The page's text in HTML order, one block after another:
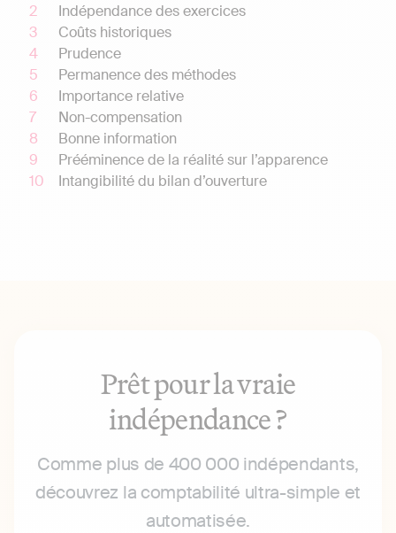
Indépendance des exercices
Coûts historiques
Prudence
Permanence des méthodes
Importance relative
Non-compensation
Bonne information
Prééminence de la réalité sur l’apparence
Intangibilité du bilan d’ouverture
Prêt pour la vraie
indépendance ?
Comme plus de 400 000 indépendants,
découvrez la comptabilité ultra-simple et
automatisée.